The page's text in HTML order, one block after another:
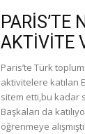
PARİS’TE
AKTİVİTE
Paris’te Türk
aktivitelere katılan
sitem etti,bu kadar
Başkaları da
öğrenmeye